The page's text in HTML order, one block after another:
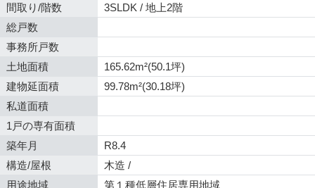
間取り/階数
3SLDK / 地上2階
総戸数
事務所戸数
土地面積
165.62m²(50.1坪)
建物延面積
99.78m²(30.18坪)
私道面積
1戸の専有面積
築年月
R8.4
構造/屋根
木造 /
用途地域
第１種低層住居専用地域